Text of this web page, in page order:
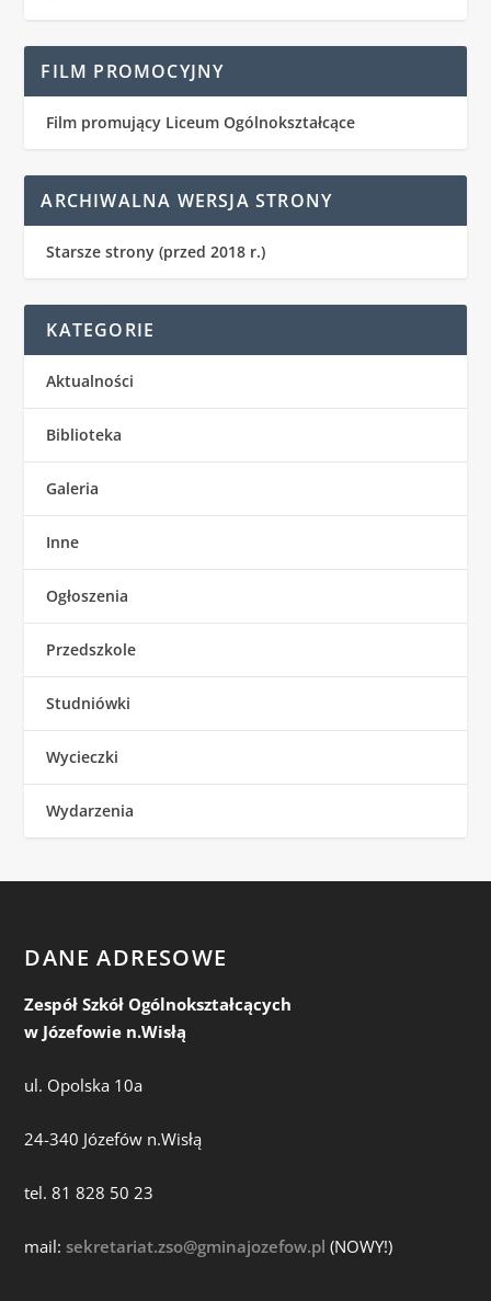
FILM PROMOCYJNY
Film promujący Liceum Ogólnokształcące
ARCHIWALNA WERSJA STRONY
Starsze strony (przed 2018 r.)
KATEGORIE
Aktualności
Biblioteka
Galeria
Inne
Ogłoszenia
Przedszkole
Studniówki
Wycieczki
Wydarzenia
DANE ADRESOWE
Zespół Szkół Ogólnokształcących
w Józefowie n.Wisłą
ul. Opolska 10a
24-340 Józefów n.Wisłą
tel. 81 828 50 23
mail:sekretariat.zso@gminajozefow.pl (NOWY!)